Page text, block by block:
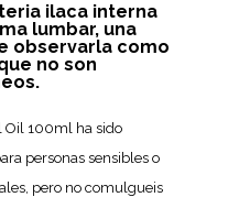
ilaca interna
lumbar, una
observarla como
no son
Oil 100ml ha sido
personas sensibles o
pero no comulgueis